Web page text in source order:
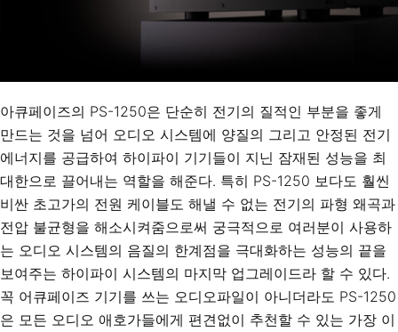
아큐페이즈의 PS-1250은 단순히 전기의 질적인 부분을 좋게
만드는 것을 넘어 오디오 시스템에 양질의 그리고 안정된 전기
에너지를 공급하여 하이파이 기기들이 지닌 잠재된 성능을 최
대한으로 끌어내는 역할을 해준다. 특히 PS-1250 보다도 훨씬
비싼 초고가의 전원 케이블도 해낼 수 없는 전기의 파형 왜곡과
전압 불균형을 해소시켜줌으로써 궁극적으로 여러분이 사용하
는 오디오 시스템의 음질의 한계점을 극대화하는 성능의 끝을
보여주는 하이파이 시스템의 마지막 업그레이드라 할 수 있다.
꼭 어큐페이즈 기기를 쓰는 오디오파일이 아니더라도 PS-1250
은 모든 오디오 애호가들에게 편견없이 추천할 수 있는 가장 이